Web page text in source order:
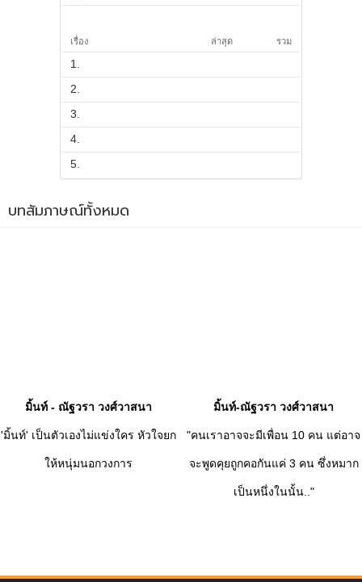
เรื่อง ล่าสุด รวม
1.
2.
3.
4.
5.
บทสัมภาษณ์ทั้งหมด
มิ้นท์ - ณัฐวรา วงศ์วาสนา
'มิ้นท์' เป็นตัวเองไม่แข่งใคร หัวใจยก
ให้หนุ่มนอกวงการ
มิ้นท์-ณัฐวรา วงศ์วาสนา
"คนเราอาจจะมีเพื่อน 10 คน แต่อาจ
จะพูดคุยถูกคอกันแค่ 3 คน ซึ่งหมาก
เป็นหนึ่งในนั้น.."